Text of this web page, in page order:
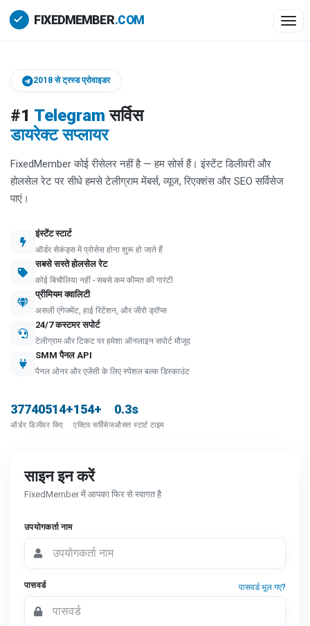
2018 से ट्रस्ड प्रोवाइडर
#1 Telegram सर्विस
डायरेक्ट सप्लायर
FixedMember कोई रीसेलर नहीं है — हम सोर्स हैं। इंस्टेंट डिलीवरी और
होलसेल रेट पर सीधे हमसे टेलीग्राम मेंबर्स, व्यूज, रिएक्शंस और SEO सर्विसेज
पाएं।
इंस्टेंट स्टार्ट
ऑर्डर सेकंड्स में प्रोसेस होना शुरू हो जाते हैं
सबसे सस्ते होलसेल रेट
कोई बिचौलिया नहीं - सबसे कम कीमत की गारंटी
प्रीमियम क्वालिटी
असली एंगेजमेंट, हाई रिटेंशन, और जीरो ड्रॉप्स
24/7 कस्टमर सपोर्ट
टेलीग्राम और टिकट पर हमेशा ऑनलाइन सपोर्ट मौजूद
SMM पैनल API
पैनल ओनर और एजेंसी के लिए स्पेशल बल्क डिस्काउंट
37740514+
ऑर्डर डिलीवर किए
154+
एक्टिव सर्विसेज
0.3s
औसत स्टार्ट टाइम
साइन इन करें
FixedMember में आपका फिर से स्वागत है
उपयोगकर्ता नाम
पासवर्ड पासवर्ड भूल गए?